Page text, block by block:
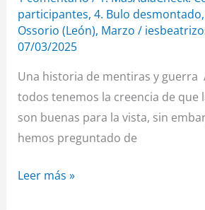
participantes, 4. Bulo desmontado,
Ossorio (León), Marzo /
07/03/2025
Una historia de mentiras y guerra
todos tenemos la creencia de que
son buenas para la vista, sin
hemos preguntado de
Leer más »